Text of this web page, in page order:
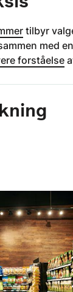
tilbyr
med
forståelse